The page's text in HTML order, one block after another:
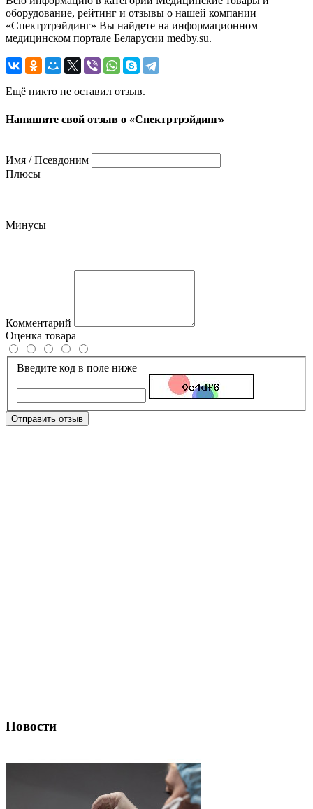
оборудование, рейтинг и отзывы о нашей компании
«Спектртрэйдинг» Вы найдете на информационном
медицинском портале Беларусии medby.su.
Ещё никто не оставил отзыв.
Напишите свой отзыв о «Спектртрэйдинг»
Имя / Псевдоним
Плюсы
Минусы
Комментарий
Оценка товара
Введите код в поле ниже
Отправить отзыв
Новости